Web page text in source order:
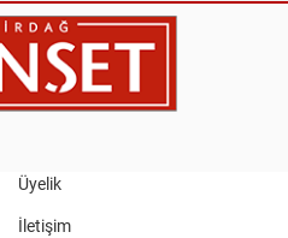
!!!!
MÜDÜRÜMÜZE HAYIRLI OLSUN
Üyelik
İletişim